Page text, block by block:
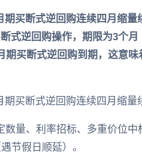
买断式逆回购连续四月缩
式逆回购操作，期限为3个
期买断式逆回购到期，这意
买断式逆回购连续四月缩量
数量、利率招标、多重价位
节假日顺延）。